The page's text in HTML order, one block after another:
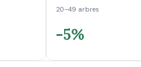
20–49 arbres
-5%